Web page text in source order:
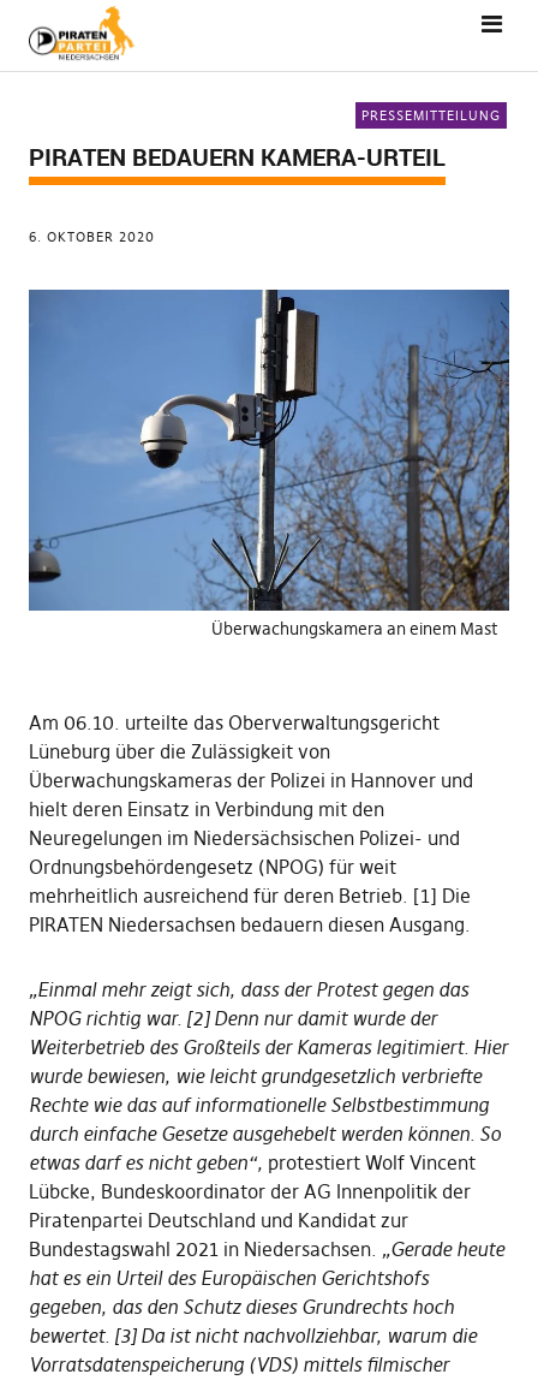
PRESSEMITTEILUNG
PIRATEN BEDAUERN KAMERA-URTEIL
6. OKTOBER 2020
Überwachungskamera an einem Mast
Am 06.10. urteilte das Oberverwaltungsgericht
Lüneburg über die Zulässigkeit von
Überwachungskameras der Polizei in Hannover und
hielt deren Einsatz in Verbindung mit den
Neuregelungen im Niedersächsischen Polizei- und
Ordnungsbehördengesetz (NPOG) für weit
mehrheitlich ausreichend für deren Betrieb. [1] Die
PIRATEN Niedersachsen bedauern diesen Ausgang.
„Einmal mehr zeigt sich, dass der Protest gegen das
NPOG richtig war. [2] Denn nur damit wurde der
Weiterbetrieb des Großteils der Kameras legitimiert. Hier
wurde bewiesen, wie leicht grundgesetzlich verbriefte
Rechte wie das auf informationelle Selbstbestimmung
durch einfache Gesetze ausgehebelt werden können. So
etwas darf es nicht geben“, protestiert Wolf Vincent
Lübcke, Bundeskoordinator der AG Innenpolitik der
Piratenpartei Deutschland und Kandidat zur
Bundestagswahl 2021 in Niedersachsen. „Gerade heute
hat es ein Urteil des Europäischen Gerichtshofs
gegeben, das den Schutz dieses Grundrechts hoch
bewertet. [3] Da ist nicht nachvollziehbar, warum die
Vorratsdatenspeicherung (VDS) mittels filmischer